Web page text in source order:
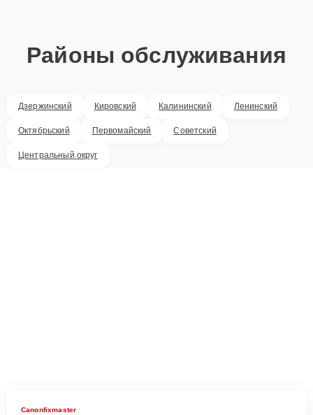
Районы обслуживания
Дзержинский Кировский Калининский Ленинский
Октябрьский Первомайский Советский
Центральный округ
Canonfixmaster